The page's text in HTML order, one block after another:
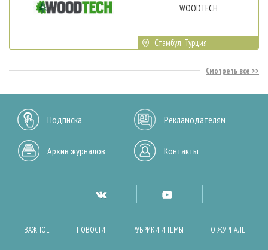
WOODTECH
Стамбул, Турция
Смотреть все
Подписка Рекламодателям
Архив журналов Контакты
ВАЖНОЕ НОВОСТИ РУБРИКИ И ТЕМЫ О ЖУРНАЛЕ